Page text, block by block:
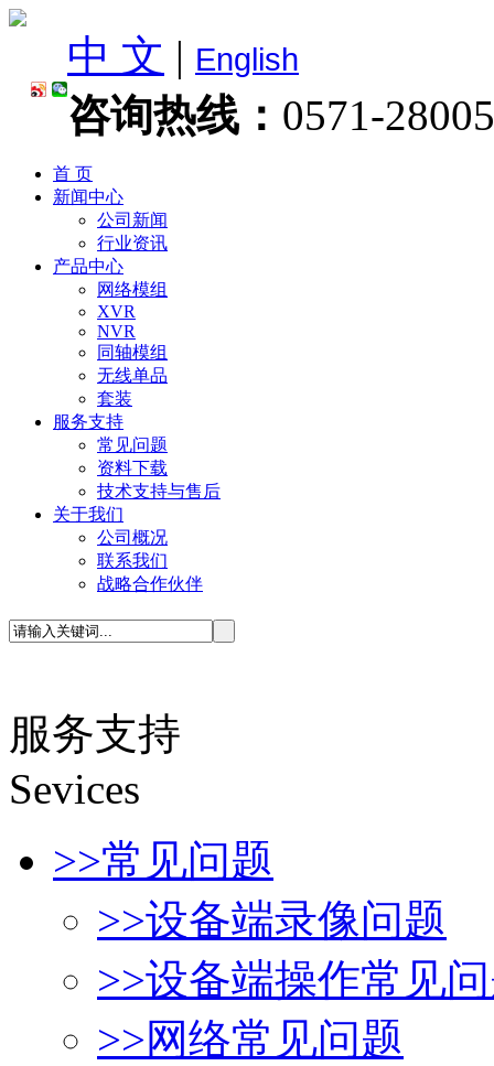
中 文 | English
咨询热线： 0571-
首 页
新闻中心
公司新闻
行业资讯
产品中心
网络模组
XVR
NVR
同轴模组
无线单品
套装
服务支持
常见问题
资料下载
技术支持与售后
关于我们
公司概况
联系我们
战略合作伙伴
服务支持
Sevices
>>常见问题
>>设备端录像问题
>>设备端操作常见
>>网络常见问题